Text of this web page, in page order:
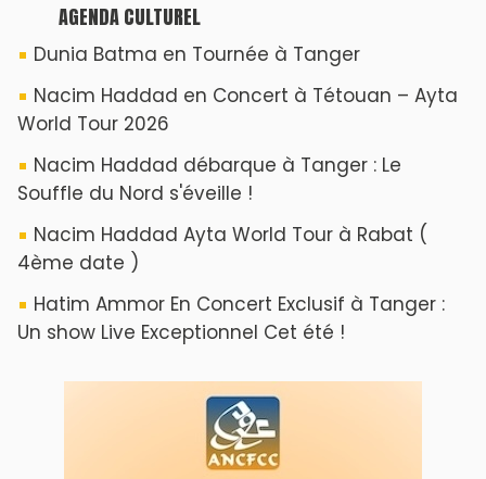
AGENDA CULTUREL
Dunia Batma en Tournée à Tanger
Nacim Haddad en Concert à Tétouan – Ayta
World Tour 2026
Nacim Haddad débarque à Tanger : Le
Souffle du Nord s'éveille !
Nacim Haddad Ayta World Tour à Rabat (
4ème date )
Hatim Ammor En Concert Exclusif à Tanger :
Un show Live Exceptionnel Cet été !